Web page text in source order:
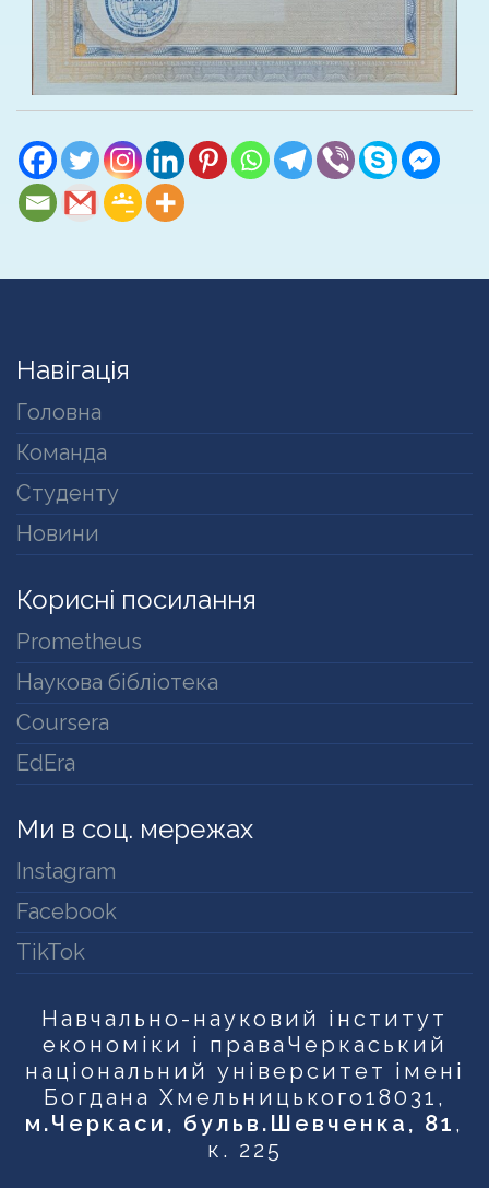
Навігація
Головна
Команда
Студенту
Новини
Корисні посилання
Prometheus
Наукова бібліотека
Coursera
EdEra
Ми в соц. мережах
Instagram
Facebook
TikTok
Навчально-науковий інститут
економіки і права Черкаський
національний університет імені
Богдана Хмельницького18031,
м.Черкаси, бульв.Шевченка, 81 ,
к. 225